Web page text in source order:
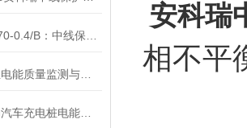
安科瑞
相不平